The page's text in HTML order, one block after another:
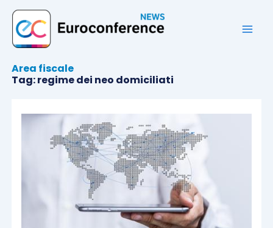
contenuto
Area fiscale
Tag: regime dei neo domiciliati